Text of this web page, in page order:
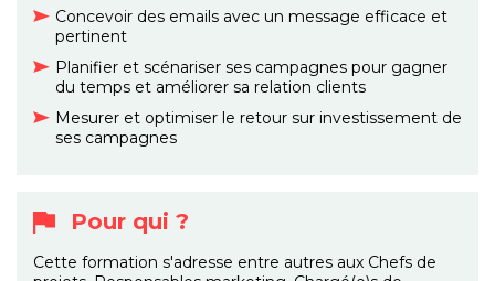
Concevoir des emails avec un message efficace et
pertinent
Planifier et scénariser ses campagnes pour gagner
du temps et améliorer sa relation clients
Mesurer et optimiser le retour sur investissement de
ses campagnes
Pour qui ?
Cette formation s'adresse entre autres aux Chefs de